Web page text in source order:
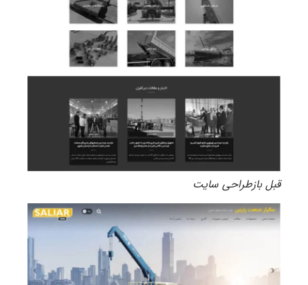
قبل بازطراحی سایت